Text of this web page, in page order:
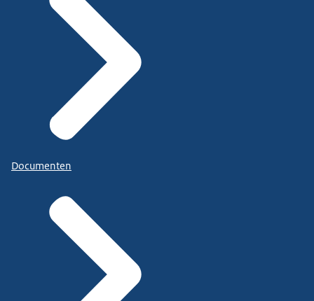
Documenten